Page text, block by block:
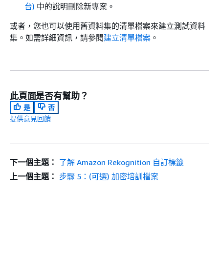
台) 中的說明刪除新專案。
或者，您也可以使用舊資料集的清單檔案來建立測試資料
集。如需詳細資訊，請參閱建立清單檔案 。
此頁面是否有幫助？
是
否
提供意見回饋
下一個主題： 了解 Amazon Rekognition 自訂標籤
上一個主題： 步驟 5：(可選) 加密培訓檔案